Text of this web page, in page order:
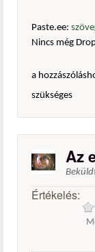
Paste.ee:
Nincs még
a
szükséges
Az
Értékelés: